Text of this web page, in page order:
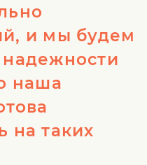
и мы будем
наша
на таких